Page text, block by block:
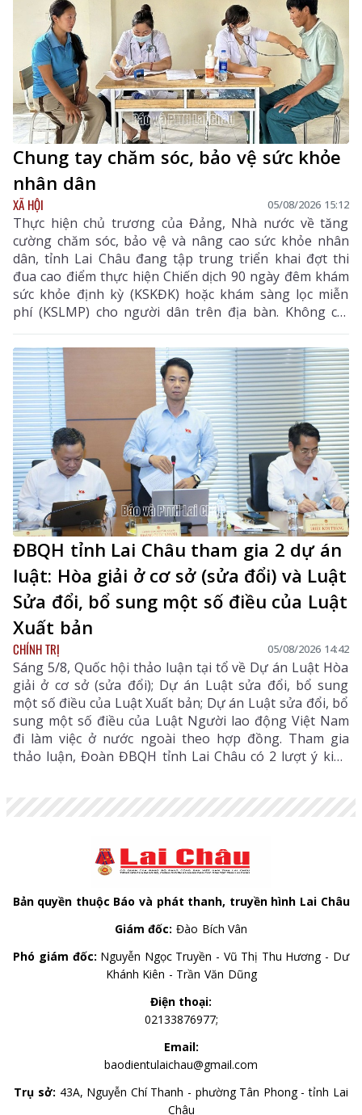
Chung tay chăm sóc, bảo vệ sức khỏe
nhân dân
XÃ HỘI 05/08/2026 15:12
Thực hiện chủ trương của Đảng, Nhà nước về tăng
cường chăm sóc, bảo vệ và nâng cao sức khỏe nhân
dân, tỉnh Lai Châu đang tập trung triển khai đợt thi
đua cao điểm thực hiện Chiến dịch 90 ngày đêm khám
sức khỏe định kỳ (KSKĐK) hoặc khám sàng lọc miễn
phí (KSLMP) cho người dân trên địa bàn. Không chỉ
góp phần phát hiện sớm bệnh tật, nâng cao chất
lượng chăm sóc sức khỏe (CSSK) ban đầu, chương
trình còn lan tỏa tinh thần trách nhiệm, y đức và sự
tận tâm của đội ngũ cán bộ y tế, hướng tới mục tiêu
mọi người dân đều được tiếp cận dịch vụ y tế công
bằng, chất lượng và nhân văn.
ĐBQH tỉnh Lai Châu tham gia 2 dự án
luật: Hòa giải ở cơ sở (sửa đổi) và Luật
Sửa đổi, bổ sung một số điều của Luật
Xuất bản
CHÍNH TRỊ 05/08/2026 14:42
Sáng 5/8, Quốc hội thảo luận tại tổ về Dự án Luật Hòa
giải ở cơ sở (sửa đổi); Dự án Luật sửa đổi, bổ sung
một số điều của Luật Xuất bản; Dự án Luật sửa đổi, bổ
sung một số điều của Luật Người lao động Việt Nam
đi làm việc ở nước ngoài theo hợp đồng. Tham gia
thảo luận, Đoàn ĐBQH tỉnh Lai Châu có 2 lượt ý kiến
Bản quyền thuộc Báo và phát thanh, truyền hình Lai Châu
Giám đốc: Đào Bích Vân
Phó giám đốc: Nguyễn Ngọc Truyền - Vũ Thị Thu Hương - Dư
Khánh Kiên - Trần Văn Dũng
Điện thoại:
02133876977;
Email:
baodientulaichau@gmail.com
Trụ sở: 43A, Nguyễn Chí Thanh - phường Tân Phong - tỉnh Lai
Châu